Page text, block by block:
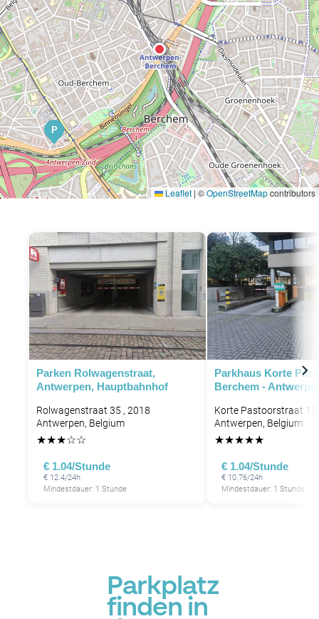
P
Leaflet | ©OpenStreetMapcontributors
Parken Rolwagenstraat,
Antwerpen, Hauptbahnhof
Rolwagenstraat 35 , 2018
Antwerpen, Belgium
★★★☆☆
€ 1.04/Stunde
€ 12.4/24h
Mindestdauer: 1 Stunde
Parkhaus Korte
Berchem -
Korte Pastoorstraat 13
Antwerpen, Belgium
★★★★★
€ 1.04/Stunde
€ 10.76/24h
Mindestdauer: 1 Stunde
Parkplatz
finden in